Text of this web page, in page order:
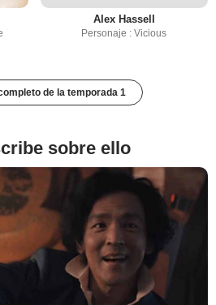
Alex Hassell
Personaje : Vicious
de la temporada 1
sobre ello